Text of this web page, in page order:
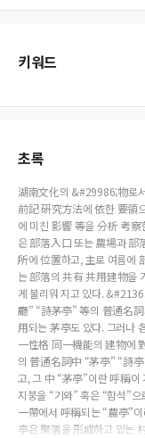
키워드
초록
湖南文化의 &#29986;物로
前記 硏究方法에 依한 要領
에 미친 影響 等을 分析 考
은 部落入口 또는 農場과 部
所에 位置하고, 主로 여름에
는 部落의 共有 共用建物을
게 불리워 지고 있다.
廳” “詩茅亭” 等의 普通名
用되는 茅亭도 있다. 그러나
一性格 同一機能의 建物에
의 普通名詞中 “茅亭” “詩亭
고, 그 中 “茅亭”이란 呼稱이
지붕을 “기와” 혹은 “함석”
一帶에서 呼稱되는 “農亭”
亭은 聚落을 形成하고 있는